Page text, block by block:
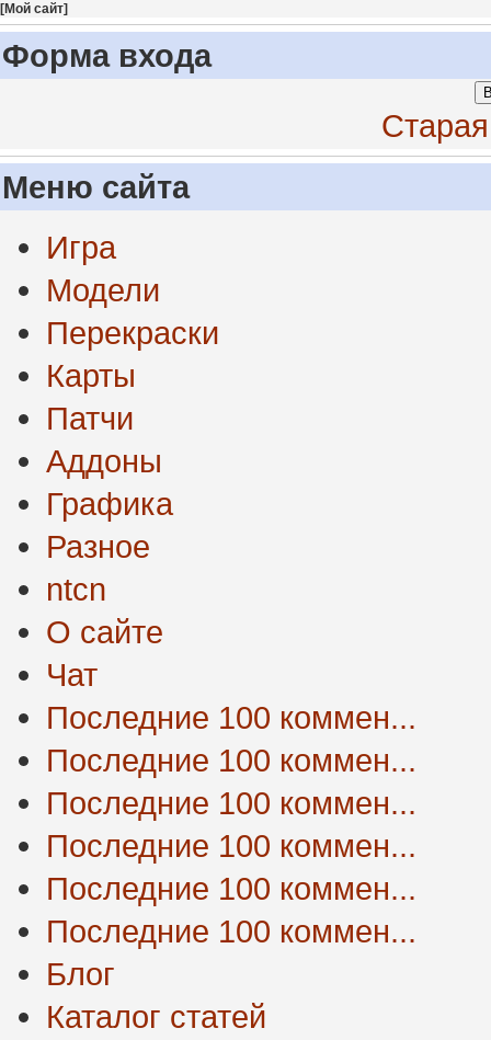
[Мой сайт]
Форма входа
Меню сайта
Игра
Модели
Перекраски
Карты
Патчи
Аддоны
Графика
Разное
ntcn
О сайте
Чат
Последние 100 коммен...
Последние 100 коммен...
Последние 100 коммен...
Последние 100 коммен...
Последние 100 коммен...
Последние 100 коммен...
Блог
Каталог статей